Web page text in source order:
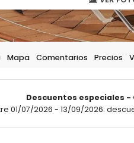
Mapa Comentarios Precios
Descuentos especiales -
01/07/2026 - 13/09/2026: